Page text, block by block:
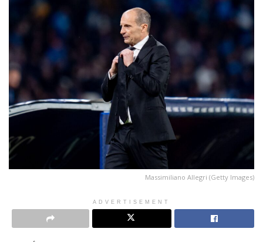
Massimiliano Allegri (Getty Images)
ADVERTISEMENT